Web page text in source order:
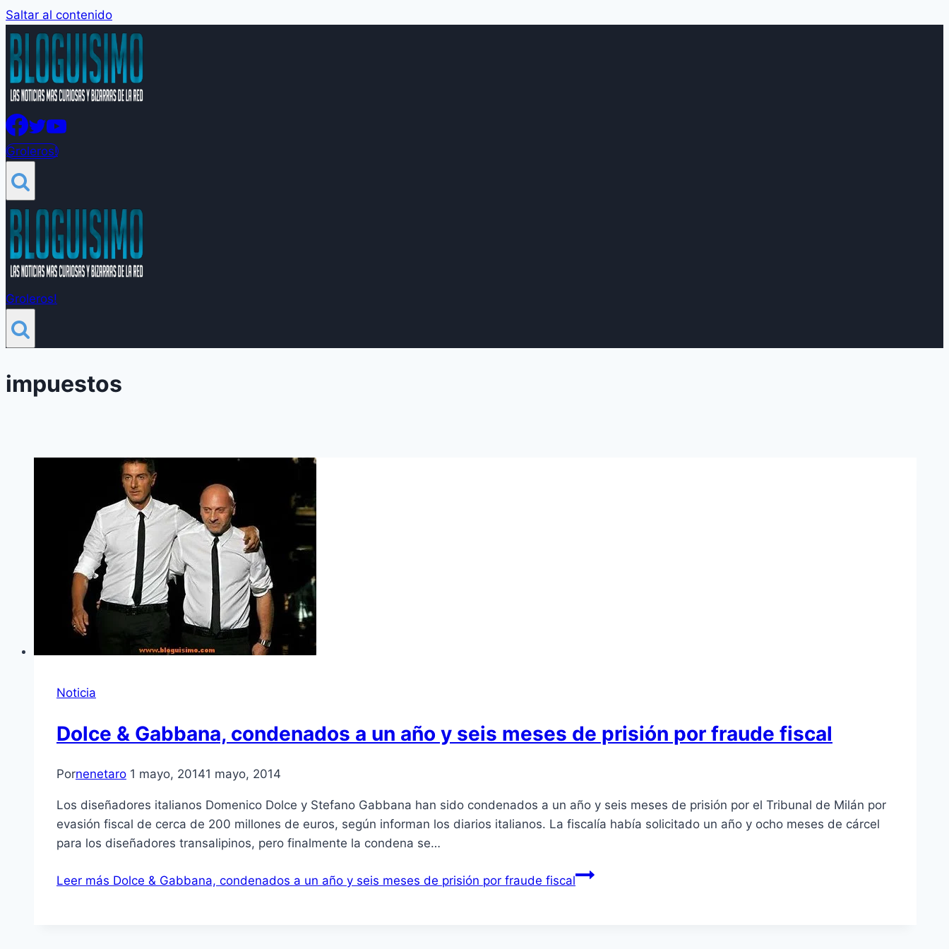
Saltar al contenido
Groleros!
Groleros!
impuestos
Noticia
Dolce & Gabbana, condenados a un año y seis meses de prisión por fraude fiscal
Pornenetaro 1 mayo, 20141 mayo, 2014
Los diseñadores italianos Domenico Dolce y Stefano Gabbana han sido condenados a un año y seis meses de prisión por el Tribunal de Milán por
evasión fiscal de cerca de 200 millones de euros, según informan los diarios italianos. La fiscalía había solicitado un año y ocho meses de cárcel
para los diseñadores transalipinos, pero finalmente la condena se…
Leer más Dolce & Gabbana, condenados a un año y seis meses de prisión por fraude fiscal